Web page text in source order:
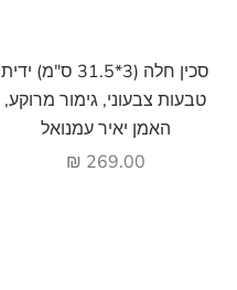
הוסף לעגלה
סכין חלה (3*31.5 ס"מ) ידית
טבעות צבעוני, גימור מרוקע,
האמן יאיר עמנואל
מחיר מבצע
269.00 ₪